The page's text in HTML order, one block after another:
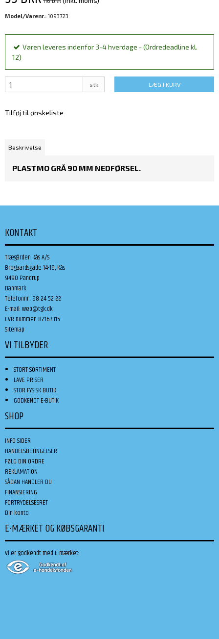
Model/Varenr.: 1093723
Varen leveres indenfor 3-4 hverdage - (Ordredeadline kl.
12)
stk LÆG I KURV
Tilføj til ønskeliste
Beskrivelse
PLASTMO GRÅ 90 MM NEDFØRSEL.
KONTAKT
Trægården Kås A/S
Brogaardsgade 14-19, Kås
9490 Pandrup
Danmark
Telefonnr.: 98 24 52 22
E-mail:web@tgk.dk
CVR-nummer: 82167315
Sitemap
VI TILBYDER
STORT SORTIMENT
LAVE PRISER
STOR FYSISK BUTIK
GODKENDT E-BUTIK
SHOP
INFO SIDER
HANDELSBETINGELSER
FØLG DIN ORDRE
REKLAMATION
SÅDAN HANDLER DU
FINANSIERING
FORTRYDELSESRET
Din konto
E-MÆRKET OG KØBSGARANTI
Vi er godkendt med E-mærket: